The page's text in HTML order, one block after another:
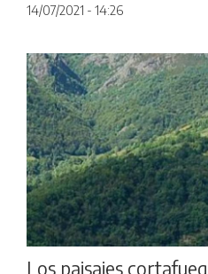
14/07/2021 - 14:26
Los paisajes